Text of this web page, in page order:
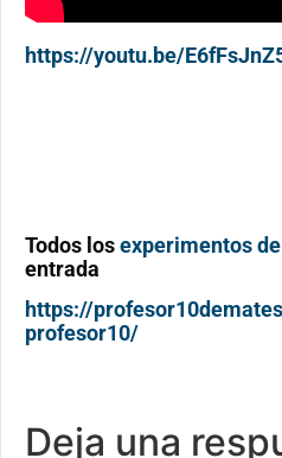
https://youtu.be/
Todos losexperimentos
entrada
https://
profesor10/
Deja una